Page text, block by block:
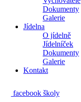
Dokumenty
Galerie
Jídelna
O jídelně
Jídelníček
Dokumenty
Galerie
Kontakt
facebook školy